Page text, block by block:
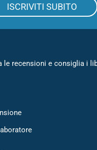
ISCRIVITI SUBITO
le recensioni e consiglia i